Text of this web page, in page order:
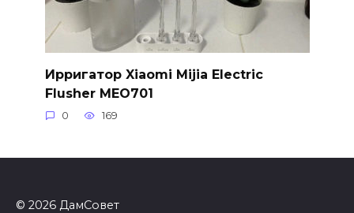
Ирригатор Xiaomi Mijia Electric
Flusher MEO701
0 169
© 2026 ДамСовет